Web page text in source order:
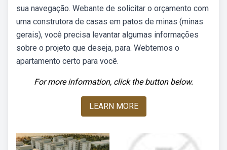
sua navegação. Webante de solicitar o orçamento com
uma construtora de casas em patos de minas (minas
gerais), você precisa levantar algumas informações
sobre o projeto que deseja, para. Webtemos o
apartamento certo para você.
For more information, click the button below.
LEARN MORE